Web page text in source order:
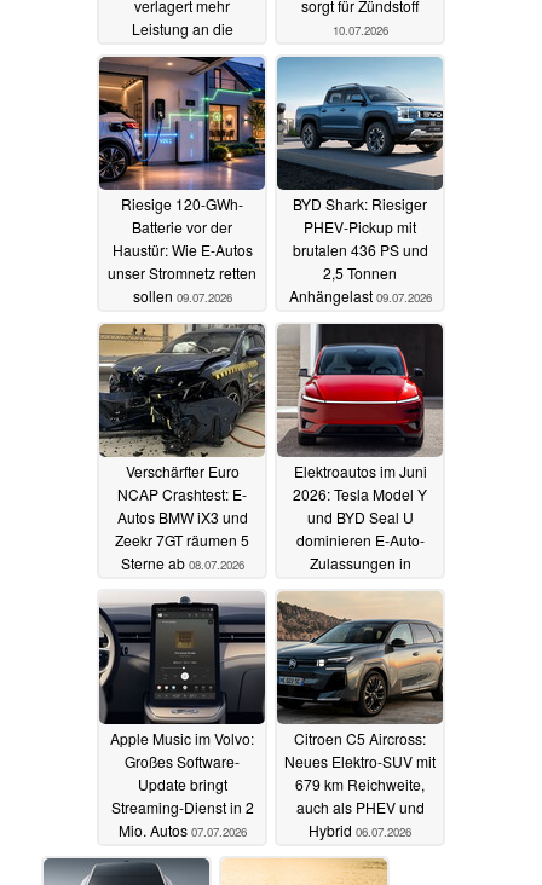
verlagert mehr
Leistung an die
10.07.2026
sorgt für Zündstoff
10.07.2026
Riesige 120-GWh-
Batterie vor der
Haustür: Wie E-Autos
unser Stromnetz retten
sollen 09.07.2026
BYD Shark: Riesiger
PHEV-Pickup mit
brutalen 436 PS und
2,5 Tonnen
Anhängelast 09.07.2026
Verschärfter Euro
NCAP Crashtest: E-
Autos BMW iX3 und
Zeekr 7GT räumen 5
Sterne ab 08.07.2026
Elektroautos im Juni
2026: Tesla Model Y
und BYD Seal U
dominieren E-Auto-
Zulassungen in
07.07.2026
Apple Music im Volvo:
Großes Software-
Update bringt
Streaming-Dienst in 2
Mio. Autos 07.07.2026
Citroen C5 Aircross:
Neues Elektro-SUV mit
679 km Reichweite,
auch als PHEV und
Hybrid 06.07.2026